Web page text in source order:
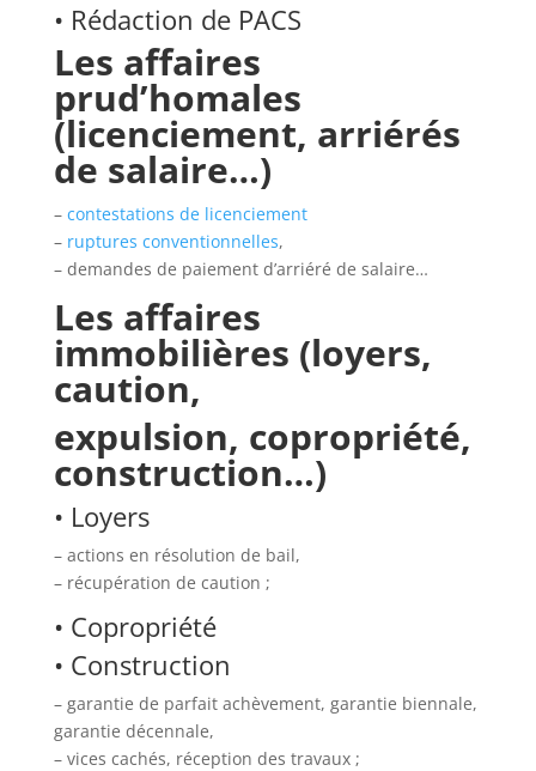
• Rédaction de PACS
Les affaires
prud’homales
(licenciement, arriérés
de salaire…)
– contestations de licenciement
– ruptures conventionnelles,
– demandes de paiement d’arriéré de salaire…
Les affaires
immobilières (loyers,
caution,
expulsion, copropriété,
construction…)
• Loyers
– actions en résolution de bail,
– récupération de caution ;
• Copropriété
• Construction
– garantie de parfait achèvement, garantie biennale,
garantie décennale,
– vices cachés, réception des travaux ;